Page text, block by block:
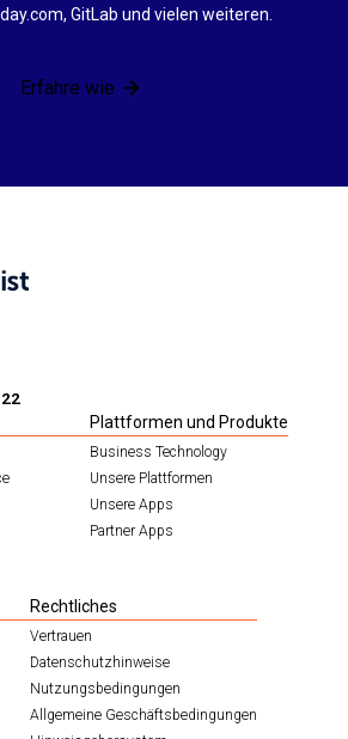
GitLab und vielen weiteren.
Erfahre wie
Plattformen und Produkte
Business Technology
Unsere Plattformen
Unsere Apps
Partner Apps
Rechtliches
Vertrauen
Datenschutzhinweise
Nutzungsbedingungen
Allgemeine Geschäftsbedingungen